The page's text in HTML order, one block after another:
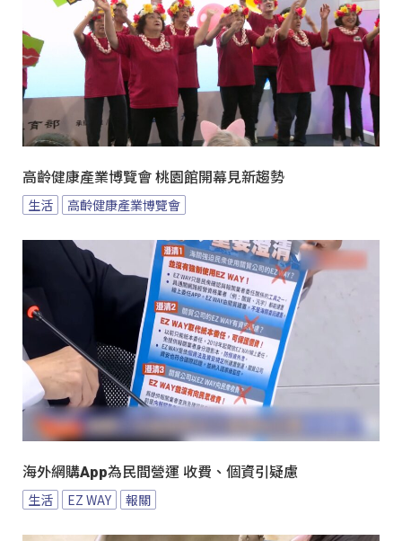
高齡健康產業博覽會 桃園館開幕見新趨勢
生活 高齡健康產業博覽會
海外網購App為民間營運 收費、個資引疑慮
生活 EZ WAY 報關